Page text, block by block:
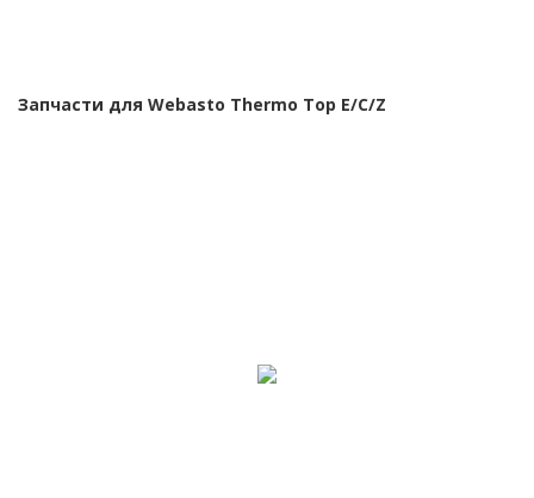
Запчасти для Webasto Thermo Top E/C/Z